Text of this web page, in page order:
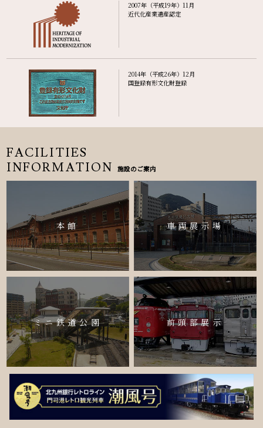
2007年（平成19年）11月
近代化産業遺産認定
2014年（平成26年）12月
国登録有形文化財登録
FACILITIES
INFORMATION
施設のご案内
本館 車両展示場
ミニ鉄道公園 前頭部展示